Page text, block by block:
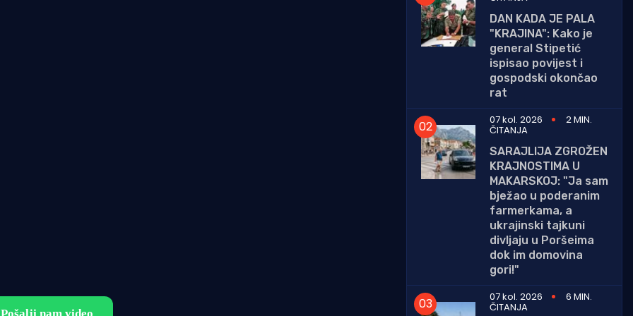
DAN KADA JE PALA
"KRAJINA": Kako je
general Stipetić
ispisao povijest i
gospodski okončao
rat
07 kol. 2026
2 MIN.
ČITANJA
SARAJLIJA ZGROŽEN
KRAJNOSTIMA U
MAKARSKOJ: "Ja sam
bježao u poderanim
farmerkama, a
ukrajinski tajkuni
divljaju u Poršeima
dok im domovina
gori!"
07 kol. 2026
6 MIN.
ČITANJA